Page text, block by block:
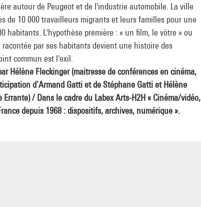
autour de Peugeot et de l'industrie automobile. La ville
de 10 000 travailleurs migrants et leurs familles pour une
habitants. L'hypothèse première : « un film, le vôtre » ou
par ses habitants devient une histoire des
commun est l'exil.
Hélène Fleckinger (maitresse de conférences en cinéma,
d’Armand Gatti et de Stéphane Gatti et Hélène
Errante) / Dans le cadre du Labex Arts-H2H « Cinéma/vidéo,
depuis 1968 : dispositifs, archives, numérique ».